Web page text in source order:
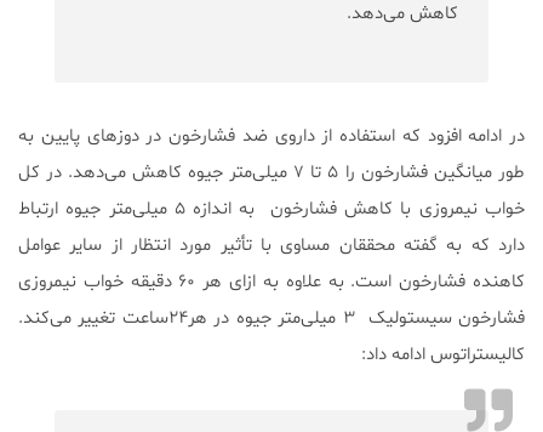
کاهش می‌دهد.
در ادامه افزود که استفاده از داروی ضد فشارخون در دوزهای پایین به
طور میانگین فشارخون را ۵ تا ۷ میلی‌متر جیوه کاهش می‌دهد. در کل
خواب نیمروزی با کاهش فشارخون به اندازه ۵ میلی‌متر جیوه ارتباط
دارد که به گفته محققان مساوی با تأثیر مورد انتظار از سایر عوامل
کاهنده فشارخون است. به علاوه به ازای هر ۶۰ دقیقه خواب نیمروزی
فشارخون سیستولیک ۳ میلی‌متر جیوه در هر۲۴ساعت تغییر می‌کند.
کالیستراتوس ادامه داد: